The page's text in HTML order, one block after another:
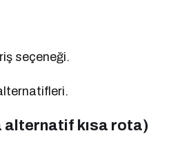
seçeneği.
alternatif kısa rota)